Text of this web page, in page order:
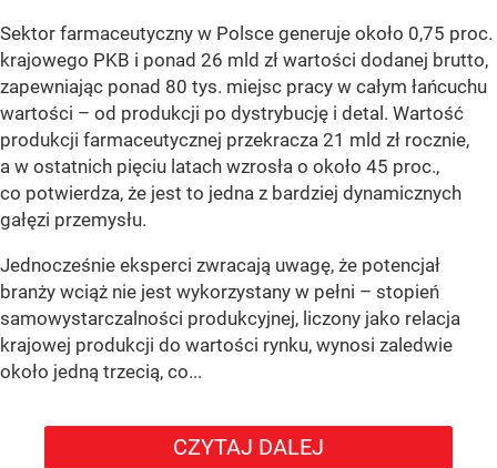
Sektor farmaceutyczny w Polsce generuje około 0,75 proc.
krajowego PKB i ponad 26 mld zł wartości dodanej brutto,
zapewniając ponad 80 tys. miejsc pracy w całym łańcuchu
wartości – od produkcji po dystrybucję i detal. Wartość
produkcji farmaceutycznej przekracza 21 mld zł rocznie,
a w ostatnich pięciu latach wzrosła o około 45 proc.,
co potwierdza, że jest to jedna z bardziej dynamicznych
gałęzi przemysłu.
Jednocześnie eksperci zwracają uwagę, że potencjał
branży wciąż nie jest wykorzystany w pełni – stopień
samowystarczalności produkcyjnej, liczony jako relacja
krajowej produkcji do wartości rynku, wynosi zaledwie
około jedną trzecią, co...
CZYTAJ DALEJ